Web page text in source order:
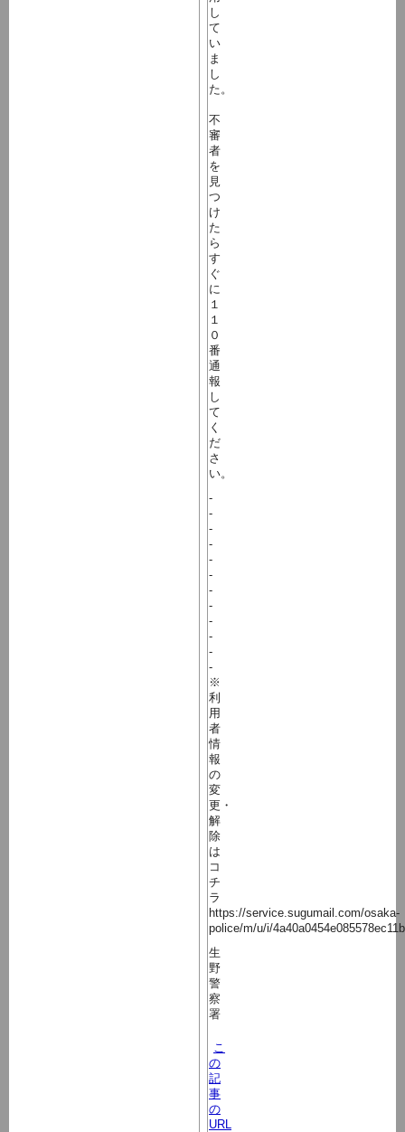
し
て
い
ま
し
た。
不
審
者
を
見
つ
け
た
ら
す
ぐ
に
１
１
０
番
通
報
し
て
く
だ
さ
い。
-
-
-
-
-
-
-
-
-
-
-
-
※
利
用
者
情
報
の
変
更・
解
除
は
コ
チ
ラ
https://service.sugumail.com/osaka-
police/m/u/i/
生
野
警
察
署
こ
の
記
事
の
URL